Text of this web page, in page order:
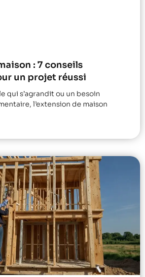
: 7 conseils
un projet réussi
qui s’agrandit ou un besoin
l’extension de maison